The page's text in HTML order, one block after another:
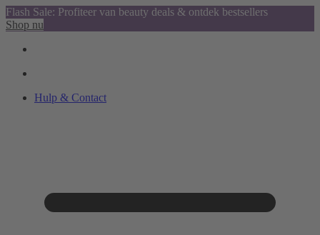
Flash Sale: Profiteer van beauty deals & ontdek bestsellers
Shop nu
Hulp & Contact